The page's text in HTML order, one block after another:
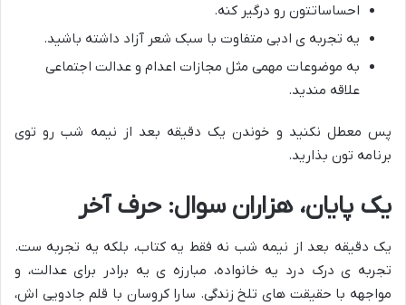
احساساتتون رو درگیر کنه.
یه تجربه ی ادبی متفاوت با سبک شعر آزاد داشته باشید.
به موضوعات مهمی مثل مجازات اعدام و عدالت اجتماعی
علاقه مندید.
پس معطل نکنید و خوندن یک دقیقه بعد از نیمه شب رو توی
برنامه تون بذارید.
یک پایان، هزاران سوال: حرف آخر
یک دقیقه بعد از نیمه شب نه فقط یه کتاب، بلکه یه تجربه ست.
تجربه ی درک درد یه خانواده، مبارزه ی یه برادر برای عدالت، و
مواجهه با حقیقت های تلخ زندگی. سارا کروسان با قلم جادویی اش،